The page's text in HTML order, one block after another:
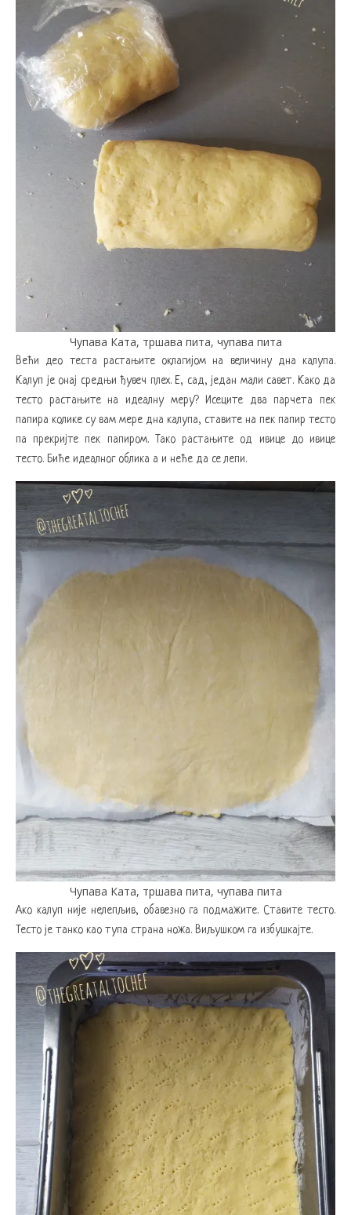
Чупава Ката, тршава пита, чупава пита
Већи део теста растањите оклагијом на величину дна калупа.
Калуп је онај средњи ђувеч плех. Е, сад, један мали савет. Како да
тесто растањите на идеалну меру? Исеците два парчета пек
папира колике су вам мере дна калупа, ставите на пек папир тесто
па прекријте пек папиром. Тако растањите од ивице до ивице
тесто. Биће идеалног облика а и неће да се лепи.
Чупава Ката, тршава пита, чупава пита
Ако калуп није нелепљив, обавезно га подмажите. Ставите тесто.
Тесто је танко као тупа страна ножа. Виљушком га избушкајте.